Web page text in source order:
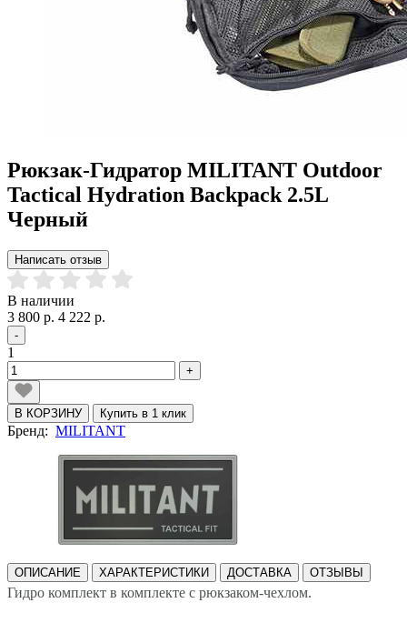
Рюкзак-Гидратор MILITANT Outdoor
Tactical Hydration Backpack 2.5L
Черный
Написать отзыв
В наличии
3 800 р. 4 222 р.
-
1
+
В КОРЗИНУ Купить в 1 клик
Бренд: MILITANT
ОПИСАНИЕ ХАРАКТЕРИСТИКИ ДОСТАВКА ОТЗЫВЫ
Гидро комплект в комплекте с рюкзаком-чехлом.